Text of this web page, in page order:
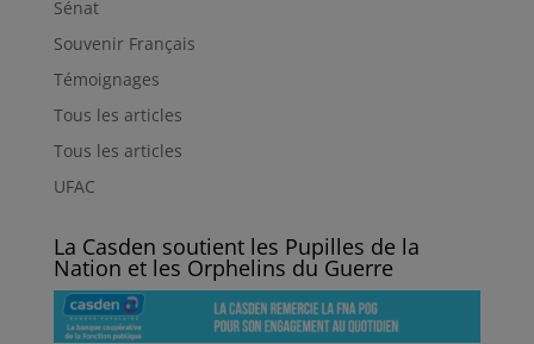
Sénat
Souvenir Français
Témoignages
Tous les articles
Tous les articles
UFAC
La Casden soutient les Pupilles de la
Nation et les Orphelins du Guerre